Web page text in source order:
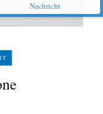
Nachricht